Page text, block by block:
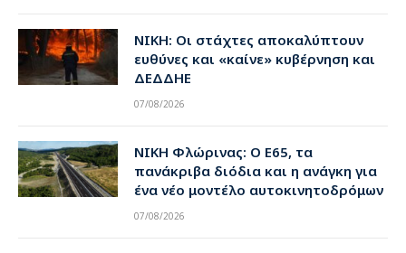
ΝΙΚΗ: Οι στάχτες αποκαλύπτουν
ευθύνες και «καίνε» κυβέρνηση και
ΔΕΔΔΗΕ
07/08/2026
ΝΙΚΗ Φλώρινας: Ο Ε65, τα
πανάκριβα διόδια και η ανάγκη για
ένα νέο μοντέλο αυτοκινητοδρόμων
07/08/2026